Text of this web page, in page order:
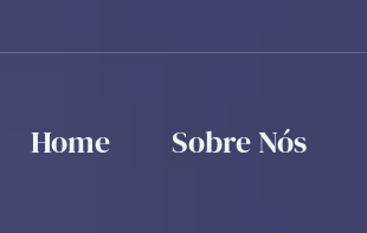
Home Sobre Nós